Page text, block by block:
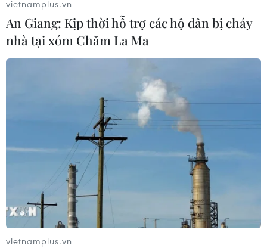
AFF Suzuki Cup: Tuyển Singapore trông
chờ vào các cựu binh
Huấn luyện viên V. Sundramoorthy vẫn đặt niềm tin vào
kinh nghiệm của các cựu binh như Baihakki Khaizan,
Daniel Bennett hay Fahrudin Mustafic.
vietnamplus.vn
An Giang: Kịp thời hỗ trợ các hộ dân bị cháy
nhà tại xóm Chăm La Ma
vietnamplus.vn